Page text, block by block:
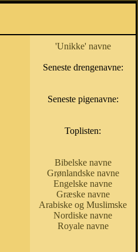
'Unikke' navne
Seneste drengenavne:
Seneste pigenavne:
Toplisten:
Bibelske navne
Grønlandske navne
Engelske navne
Græske navne
Arabiske og Muslimske
Nordiske navne
Royale navne